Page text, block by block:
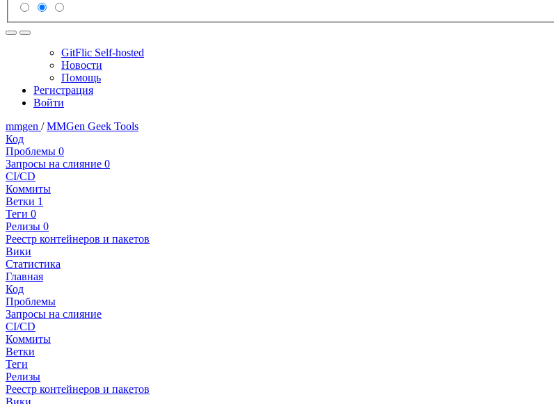
GitFlic Self-hosted
Новости
Помощь
Регистрация
Войти
mmgen / MMGen Geek Tools
Код
Проблемы 0
Запросы на слияние 0
CI/CD
Коммиты
Ветки 1
Теги 0
Релизы 0
Реестр контейнеров и пакетов
Вики
Статистика
Главная
Код
Проблемы
Запросы на слияние
CI/CD
Коммиты
Ветки
Теги
Релизы
Реестр контейнеров и пакетов